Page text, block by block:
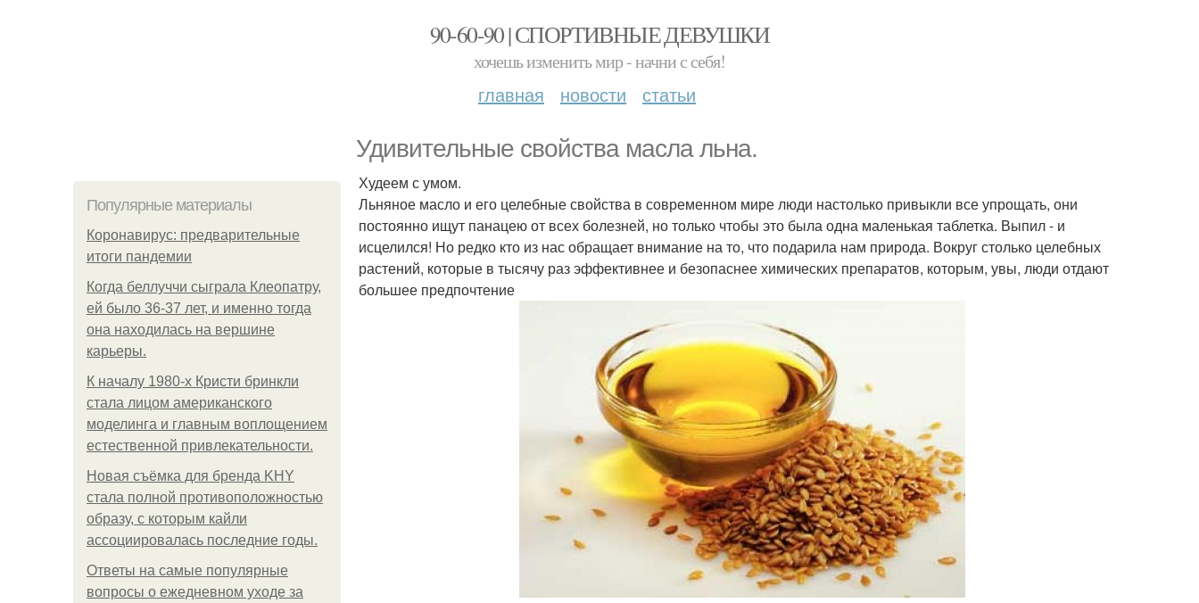
90-60-90 | СПОРТИВНЫЕ ДЕВУШКИ
хочешь изменить мир - начни с себя!
главная новости статьи
Удивительные свойства масла льна.
Популярные материалы
Коронавирус: предварительные
итоги пандемии
Когда беллуччи сыграла Клеопатру,
ей было 36-37 лет, и именно тогда
она находилась на вершине
карьеры.
К началу 1980-х Кристи бринкли
стала лицом американского
моделинга и главным воплощением
естественной привлекательности.
Новая съёмка для бренда KHY
стала полной противоположностью
образу, с которым кайли
ассоциировалась последние годы.
Ответы на самые популярные
вопросы о ежедневном уходе за
Худеем с умом.
Льняное масло и его целебные свойства в современном мире люди настолько привыкли все упрощать, они
постоянно ищут панацею от всех болезней, но только чтобы это была одна маленькая таблетка. Выпил - и
исцелился! Но редко кто из нас обращает внимание на то, что подарила нам природа. Вокруг столько целебных
растений, которые в тысячу раз эффективнее и безопаснее химических препаратов, которым, увы, люди отдают
большее предпочтение